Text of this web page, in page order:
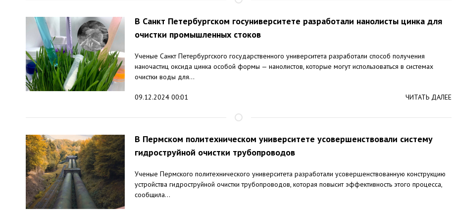
В Санкт Петербургском госуниверситете разработали нанолисты цинка для
очистки промышленных стоков
Ученые Санкт Петербургского государственного университета разработали способ получения
наночастиц оксида цинка особой формы — нанолистов, которые могут использоваться в системах
очистки воды для...
09.12.2024 00:01 ЧИТАТЬ ДАЛЕЕ
В Пермском политехническом университете усовершенствовали систему
гидроструйной очистки трубопроводов
Ученые Пермского политехнического университета разработали усовершенствованную конструкцию
устройства гидроструйной очистки трубопроводов, которая повысит эффективность этого процесса,
сообщила...